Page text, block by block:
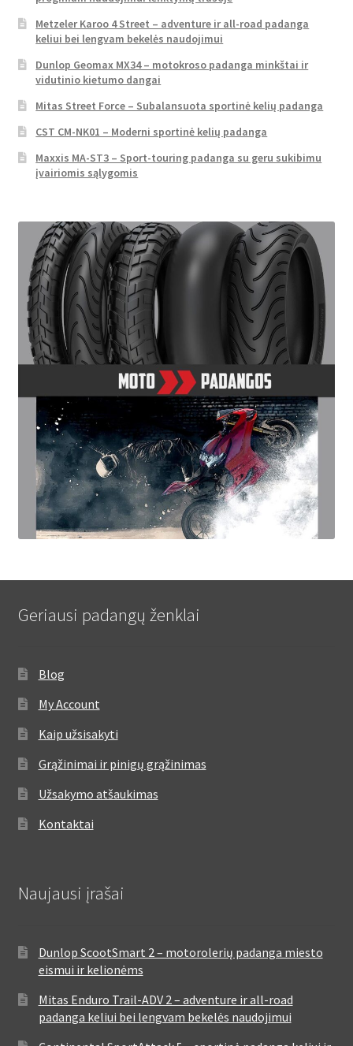
Metzeler Karoo 4 Street – adventure ir all-road padanga
keliui bei lengvam bekelės naudojimui
Dunlop Geomax MX34 – motokroso padanga minkštai ir
vidutinio kietumo dangai
Mitas Street Force – Subalansuota sportinė kelių padanga
CST CM-NK01 – Moderni sportinė kelių padanga
Maxxis MA-ST3 – Sport-touring padanga su geru sukibimu
įvairiomis sąlygomis
Geriausi padangų ženklai
Blog
My Account
Kaip užsisakyti
Grąžinimai ir pinigų grąžinimas
Užsakymo atšaukimas
Kontaktai
Naujausi įrašai
Dunlop ScootSmart 2 – motorolerių padanga miesto
eismui ir kelionėms
Mitas Enduro Trail-ADV 2 – adventure ir all-road
padanga keliui bei lengvam bekelės naudojimui